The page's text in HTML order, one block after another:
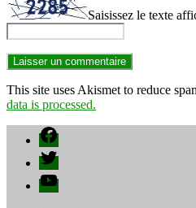
Saisissez le texte
This site uses Akismet to reduce
data is processed.
Facebook
Twitter
YouTube